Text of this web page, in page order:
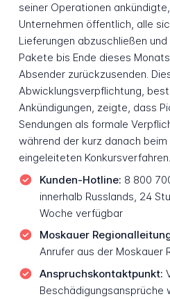
seiner Operationen
Unternehmen öffentlich, alle
Lieferungen abzuschließen
Pakete bis Ende dieses
Absender zurückzusenden.
Abwicklungsverpflichtung,
Ankündigungen, zeigte, dass
Sendungen als formale
während der kurz danach
eingeleiteten Konkursverfahren.
Kunden-Hotline: 8 800
innerhalb Russlands, 24
Woche verfügbar
Moskauer
Anrufer aus der Moskauer
Anspruchskontaktpunkt:
Beschädigungsansprüche